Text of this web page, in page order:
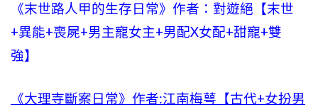
《末世路人甲的生存日常》作者：對遊絕【末世
+異能+喪屍+男主寵女主+男配X女配+甜寵+雙
強】
《大理寺斷案日常》作者:江南梅萼【古代+女扮男